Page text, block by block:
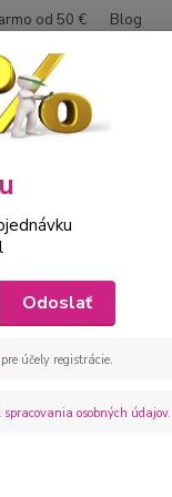
od 50 € Blog
elegantná 5 dielna
body
Odoslať
pre účely registrácie.
spracovania osobných údajov.